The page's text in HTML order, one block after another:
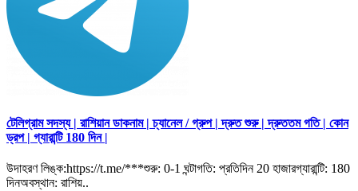
টেলিগ্রাম সদস্য | রাশিয়ান ডাকনাম | চ্যানেল / গ্রুপ | দ্রুত শুরু | দ্রুততম গতি | কোন
ড্রপ | গ্যারান্টি 180 দিন |
উদাহরণ লিঙ্ক:https://t.me/***শুরু: 0-1 ঘন্টাগতি: প্রতিদিন 20 হাজারগ্যারান্টি: 180
দিনঅবস্থান: রাশিয়..